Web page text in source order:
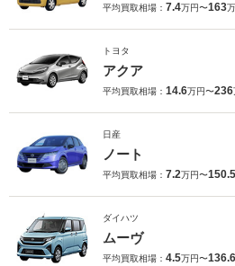
平均買取相場： 7.4万円〜163
トヨタ
アクア
平均買取相場： 14.6万円〜236
日産
ノート
平均買取相場： 7.2万円〜150.5
ダイハツ
ムーヴ
平均買取相場： 4.5万円〜136.6